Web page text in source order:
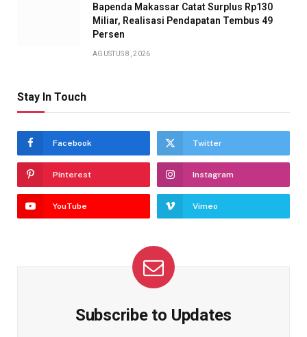
Bapenda Makassar Catat Surplus Rp130
Miliar, Realisasi Pendapatan Tembus 49
Persen
AGUSTUS 8, 2026
Stay In Touch
Facebook Twitter
Pinterest Instagram
YouTube Vimeo
Subscribe to Updates